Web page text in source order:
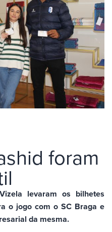
foram
levaram os bilhetes
o jogo com o SC Braga e
da mesma.